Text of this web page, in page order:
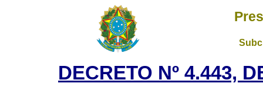
DECRETO Nº 4.443,